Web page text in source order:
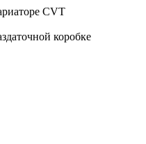
CVT
коробке